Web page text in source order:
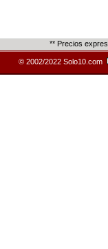
** Precios
© 2002/2022 Solo10.com